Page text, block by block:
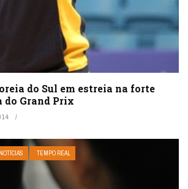
do Sul em estreia na forte
do Grand Prix
NOTÍCIAS TEMPO REAL